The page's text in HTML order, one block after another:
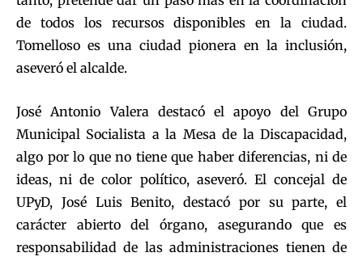
de todos los recursos disponibles en la ciudad.
Tomelloso es una ciudad pionera en la inclusión,
aseveró el alcalde.
José Antonio Valera destacó el apoyo del Grupo
Municipal Socialista a la Mesa de la Discapacidad,
algo por lo que no tiene que haber diferencias, ni de
ideas, ni de color político, aseveró. El concejal de
UPyD, José Luis Benito, destacó por su parte, el
carácter abierto del órgano, asegurando que es
responsabilidad de las administraciones tienen de